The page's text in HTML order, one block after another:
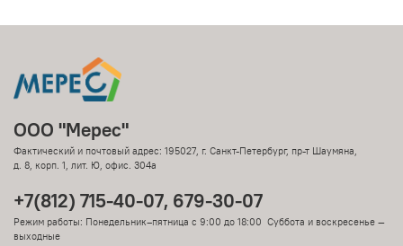
ООО "Мерес"
Фактический и почтовый адрес: 195027, г. Санкт-Петербург, пр-т Шаумяна,
д. 8, корп. 1, лит. Ю, офис. 304а
+7(812) 715-40-07, 679-30-07
Режим работы: Понедельник–пятница с 9:00 до 18:00 Суббота и воскресенье —
выходные